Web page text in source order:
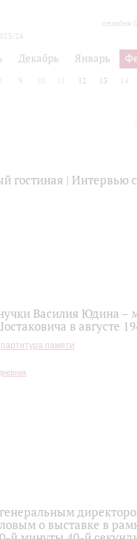
сегодня
24
Декабрь Январь
9 10 12 13 14
гостиная |
Василия Юдина –
в августе
партитура памяти
о выставке в